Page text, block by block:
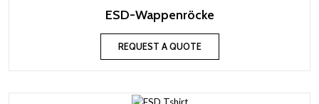
ESD-Wappenröcke
REQUEST A QUOTE